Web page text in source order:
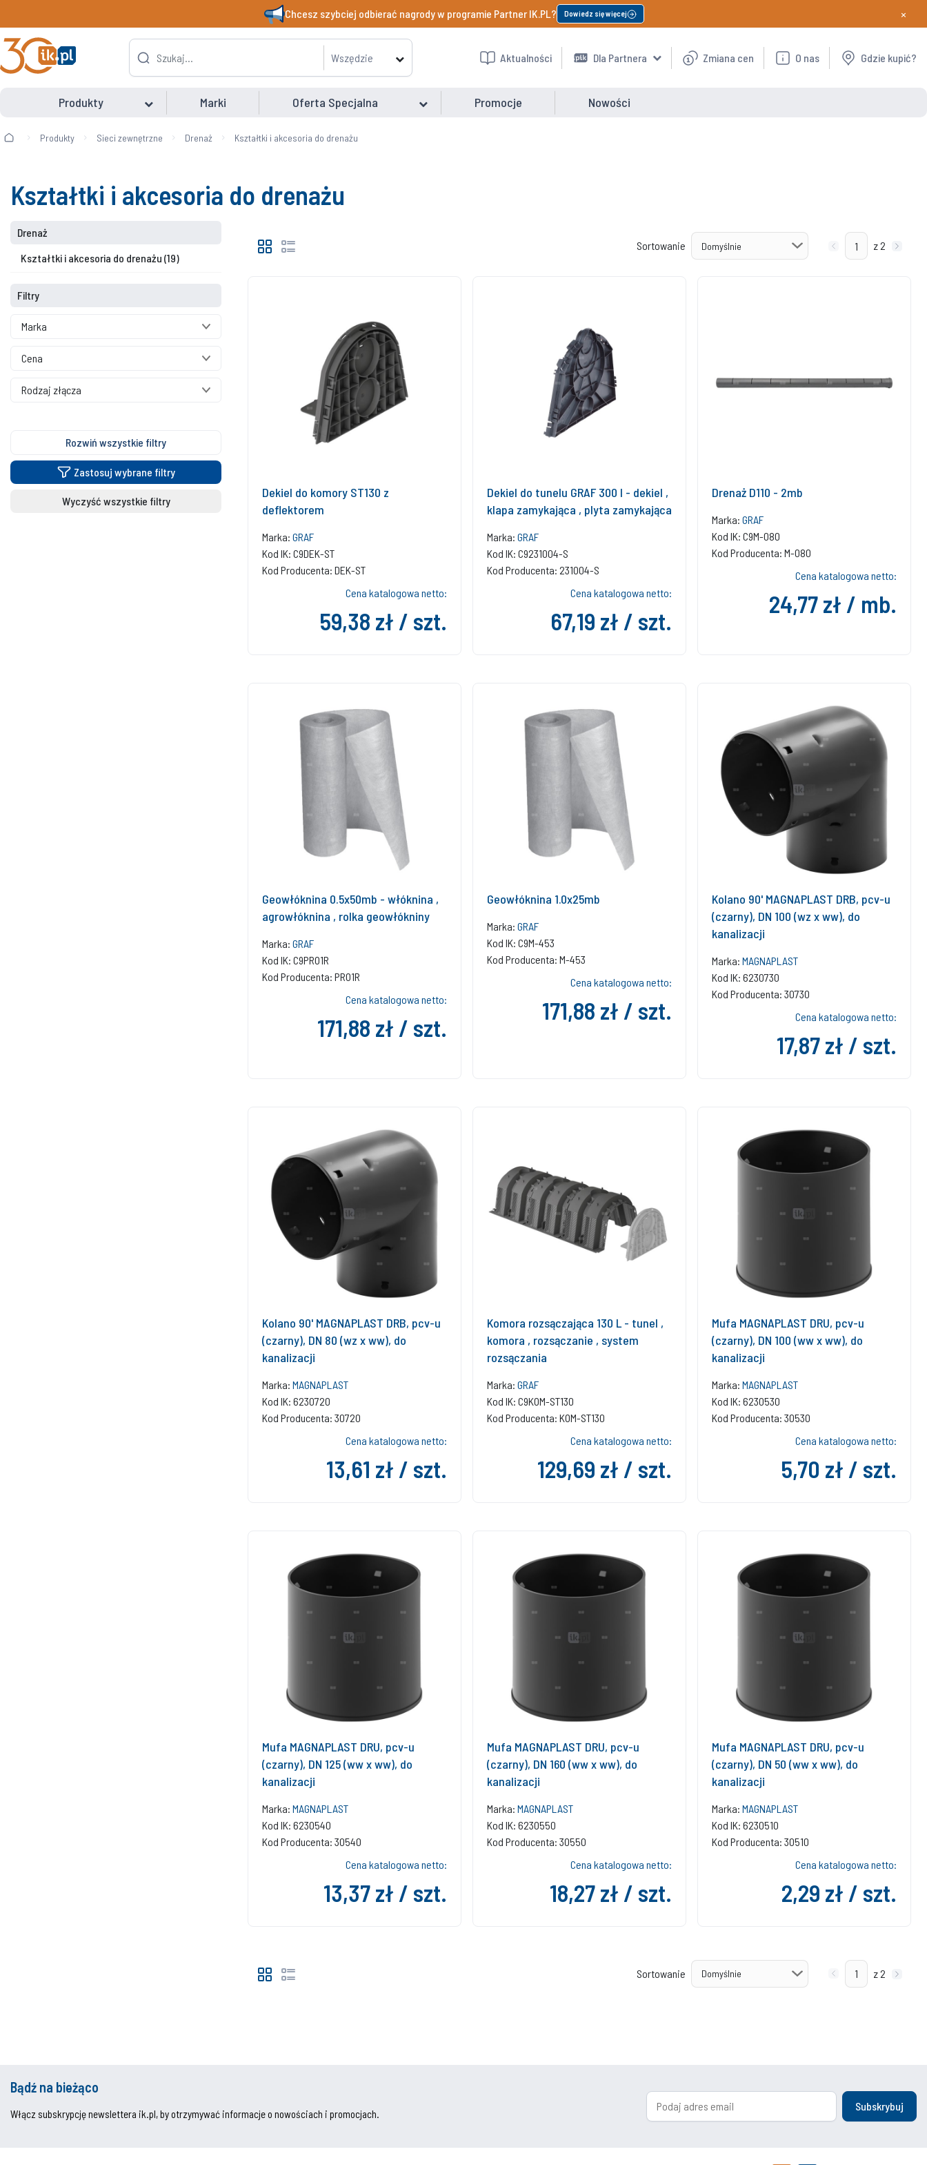
Chcesz szybciej odbierać nagrody w programie Partner IK.PL? Dowiedz się więcej ×
Wszędzie Aktualności Dla Partnera Zmiana cen O nas Gdzie kupić?
Produkty Marki Oferta Specjalna Promocje Nowości
Produkty Sieci zewnętrzne Drenaż Kształtki i akcesoria do drenażu
Kształtki i akcesoria do drenażu
Drenaż
Kształtki i akcesoria do drenażu (19)
Filtry
Marka
Cena
Rodzaj złącza
Rozwiń wszystkie filtry
Zastosuj wybrane filtry
Wyczyść wszystkie filtry
Sortowanie z 2
Dekiel do komory ST130 z
deflektorem
Marka: GRAF
Kod IK: C9DEK-ST
Kod Producenta: DEK-ST
Cena katalogowa netto:
59,38 zł / szt.
Dekiel do tunelu GRAF 300 l - dekiel ,
klapa zamykająca , plyta zamykająca
Marka: GRAF
Kod IK: C9231004-S
Kod Producenta: 231004-S
Cena katalogowa netto:
67,19 zł / szt.
Drenaż D110 - 2mb
Marka: GRAF
Kod IK: C9M-080
Kod Producenta: M-080
Cena katalogowa netto:
24,77 zł / mb.
Geowłóknina 0.5x50mb - włóknina ,
agrowłóknina , rolka geowłókniny
Marka: GRAF
Kod IK: C9PRO1R
Kod Producenta: PRO1R
Cena katalogowa netto:
171,88 zł / szt.
Geowłóknina 1.0x25mb
Marka: GRAF
Kod IK: C9M-453
Kod Producenta: M-453
Cena katalogowa netto:
171,88 zł / szt.
Kolano 90' MAGNAPLAST DRB, pcv-u
(czarny), DN 100 (wz x ww), do
kanalizacji
Marka: MAGNAPLAST
Kod IK: 6230730
Kod Producenta: 30730
Cena katalogowa netto:
17,87 zł / szt.
Kolano 90' MAGNAPLAST DRB, pcv-u
(czarny), DN 80 (wz x ww), do
kanalizacji
Marka: MAGNAPLAST
Kod IK: 6230720
Kod Producenta: 30720
Cena katalogowa netto:
13,61 zł / szt.
Komora rozsączająca 130 L - tunel ,
komora , rozsączanie , system
rozsączania
Marka: GRAF
Kod IK: C9KOM-ST130
Kod Producenta: KOM-ST130
Cena katalogowa netto:
129,69 zł / szt.
Mufa MAGNAPLAST DRU, pcv-u
(czarny), DN 100 (ww x ww), do
kanalizacji
Marka: MAGNAPLAST
Kod IK: 6230530
Kod Producenta: 30530
Cena katalogowa netto:
5,70 zł / szt.
Mufa MAGNAPLAST DRU, pcv-u
(czarny), DN 125 (ww x ww), do
kanalizacji
Marka: MAGNAPLAST
Kod IK: 6230540
Kod Producenta: 30540
Cena katalogowa netto:
13,37 zł / szt.
Mufa MAGNAPLAST DRU, pcv-u
(czarny), DN 160 (ww x ww), do
kanalizacji
Marka: MAGNAPLAST
Kod IK: 6230550
Kod Producenta: 30550
Cena katalogowa netto:
18,27 zł / szt.
Mufa MAGNAPLAST DRU, pcv-u
(czarny), DN 50 (ww x ww), do
kanalizacji
Marka: MAGNAPLAST
Kod IK: 6230510
Kod Producenta: 30510
Cena katalogowa netto:
2,29 zł / szt.
Sortowanie z 2
Bądź na bieżąco
Włącz subskrypcję newslettera ik.pl, by otrzymywać informacje o nowościach i promocjach.
Subskrybuj